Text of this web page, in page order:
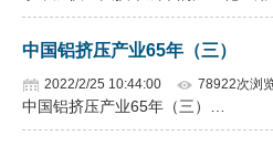
中国铝挤压产业65年（三）
2022/2/25 10:44:00 78922次浏
中国铝挤压产业65年（三）…